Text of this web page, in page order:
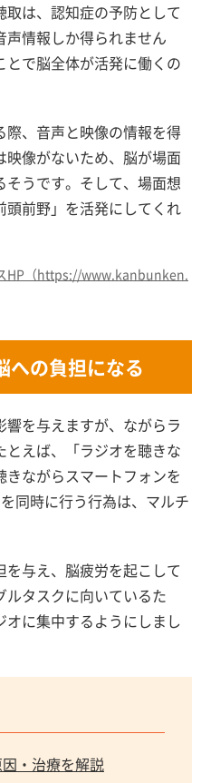
は、認知症の予防として
情報しか得られません
で脳全体が活発に働くの
、音声と映像の情報を得
像がないため、脳が場面
うです。そして、場面想
前野」を活発にしてくれ
HP（https://www.kanbunken.
への負担になる
を与えますが、ながらラ
えば、「ラジオを聴きな
ながらスマートフォンを
同時に行う行為は、マルチ
与え、脳疲労を起こして
ルタスクに向いているた
に集中するようにしまし
・治療を解説